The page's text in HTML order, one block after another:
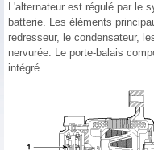
L'alternateur est régulé par le
batterie. Les éléments
redresseur, le condensateur,
nervurée. Le porte-balais
intégré.